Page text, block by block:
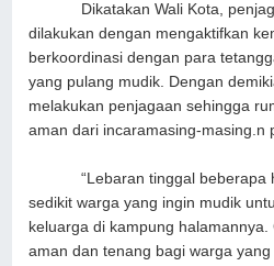
Dikatakan Wali Kota,
dilakukan dengan mengaktifkan
berkoordinasi dengan para
yang pulang mudik. Dengan
melakukan penjagaan sehingga
aman dari incaramasing-masing.n
“Lebaran tinggal beberapa
sedikit warga yang ingin mudik
keluarga di kampung
aman dan tenang bagi warga